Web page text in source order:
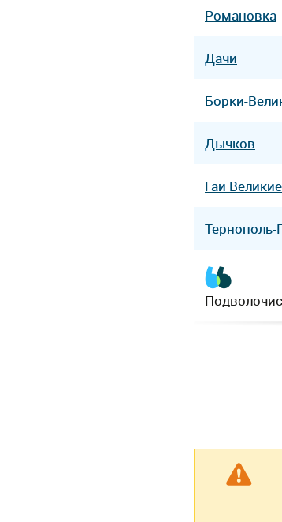
Романовка
Дачи
Борки-
Дычков
Гаи Великие
Тернополь-